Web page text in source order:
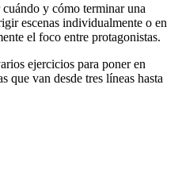
y cómo terminar una
escenas individualmente o en
el foco entre protagonistas.
ejercicios para poner en
que van desde tres líneas hasta